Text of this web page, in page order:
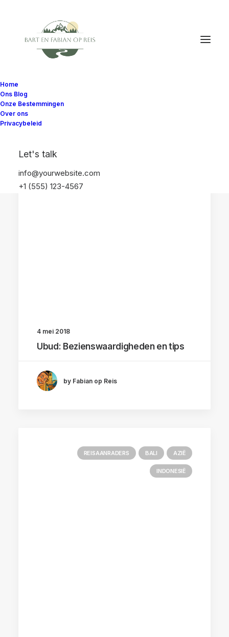
Home
Ons Blog
Onze Bestemmingen
Over ons
Privacybeleid
Let's talk
info@yourwebsite.com
+1 (555) 123-4567
4 mei 2018
Ubud: Bezienswaardigheden en tips
by Fabian op Reis
REISAANRADERS BALI AZIË
INDONESIË